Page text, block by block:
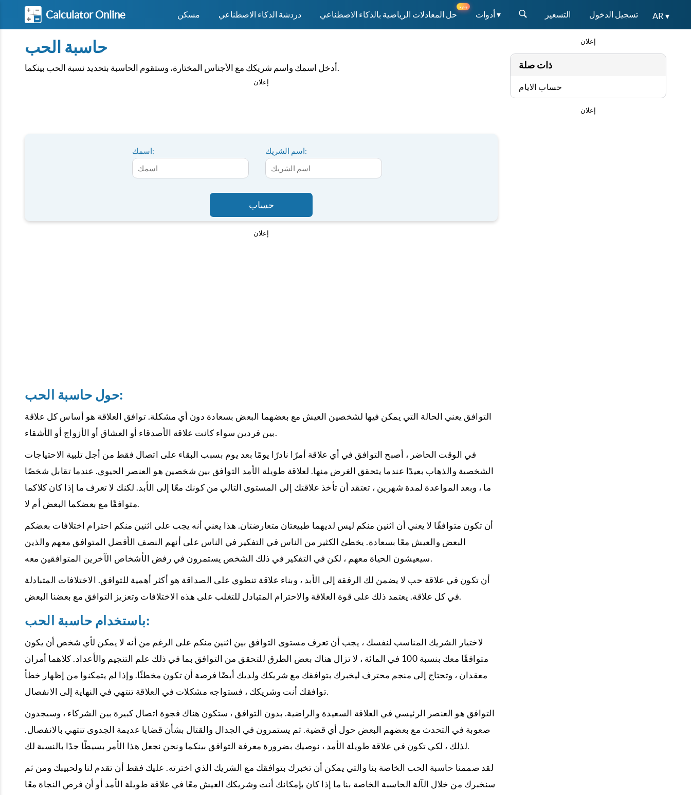
Calculator Online مسكن دردشة الذكاء الاصطناعي حل المعادلات الرياضية بالذكاء الاصطناعي
جديد
أدوات ▾ التسعير تسجيل الدخول AR ▾
حاسبة الحب
أدخل اسمك واسم شريكك مع الأجناس المختارة، وستقوم الحاسبة بتحديد نسبة الحب بينكما.
إعلان
اسمك: اسم الشريك:
حساب
إعلان
حول حاسبة الحب:
التوافق يعني الحالة التي يمكن فيها لشخصين العيش مع بعضهما البعض بسعادة دون أي مشكلة. توافق العلاقة هو أساس كل علاقة
بين فردين سواء كانت علاقة الأصدقاء أو العشاق أو الأزواج أو الأشقاء.
في الوقت الحاضر ، أصبح التوافق في أي علاقة أمرًا نادرًا يومًا بعد يوم بسبب البقاء على اتصال فقط من أجل تلبية الاحتياجات
الشخصية والذهاب بعيدًا عندما يتحقق الغرض منها. لعلاقة طويلة الأمد التوافق بين شخصين هو العنصر الحيوي. عندما تقابل شخصًا
ما ، وبعد المواعدة لمدة شهرين ، تعتقد أن تأخذ علاقتك إلى المستوى التالي من كونك معًا إلى الأبد. لكنك لا تعرف ما إذا كان كلاكما
متوافقًا مع بعضكما البعض أم لا.
أن تكون متوافقًا لا يعني أن اثنين منكم ليس لديهما طبيعتان متعارضتان. هذا يعني أنه يجب على اثنين منكم احترام اختلافات بعضكم
البعض والعيش معًا بسعادة. يخطئ الكثير من الناس في التفكير في الناس على أنهم النصف الأفضل المتوافق معهم والذين
سيعيشون الحياة معهم ، لكن في التفكير في ذلك الشخص يستمرون في رفض الأشخاص الآخرين المتوافقين معه.
أن تكون في علاقة حب لا يضمن لك الرفقة إلى الأبد ، وبناء علاقة تنطوي على الصداقة هو أكثر أهمية للتوافق. الاختلافات المتبادلة
في كل علاقة. يعتمد ذلك على قوة العلاقة والاحترام المتبادل للتغلب على هذه الاختلافات وتعزيز التوافق مع بعضنا البعض.
باستخدام حاسبة الحب:
لاختيار الشريك المناسب لنفسك ، يجب أن تعرف مستوى التوافق بين اثنين منكم على الرغم من أنه لا يمكن لأي شخص أن يكون
متوافقًا معك بنسبة 100 في المائة ، لا تزال هناك بعض الطرق للتحقق من التوافق بما في ذلك علم التنجيم والأعداد. كلاهما أمران
معقدان ، وتحتاج إلى منجم محترف ليخبرك بتوافقك مع شريكك ولديك أيضًا فرصة أن تكون مخطئًا. وإذا لم يتمكنوا من إظهار خطأ
توافقك أنت وشريكك ، فستواجه مشكلات في العلاقة تنتهي في النهاية إلى الانفصال.
التوافق هو العنصر الرئيسي في العلاقة السعيدة والراضية. بدون التوافق ، ستكون هناك فجوة اتصال كبيرة بين الشركاء ، وسيجدون
صعوبة في التحدث مع بعضهم البعض حول أي قضية. ثم يستمرون في الجدال والقتال بشأن قضايا عديمة الجدوى تنتهي بالانفصال.
لذلك ، لكي تكون في علاقة طويلة الأمد ، نوصيك بضرورة معرفة التوافق بينكما ونحن نجعل هذا الأمر بسيطًا جدًا بالنسبة لك.
لقد صممنا حاسبة الحب الخاصة بنا والتي يمكن أن تخبرك بتوافقك مع الشريك الذي اخترته. عليك فقط أن تقدم لنا ولحبيبك ومن ثم
سنخبرك من خلال الآلة الحاسبة الخاصة بنا ما إذا كان بإمكانك أنت وشريكك العيش معًا في علاقة طويلة الأمد أو أن فرص النجاة معًا
إعلان
ذات صلة
حساب الايام
إعلان